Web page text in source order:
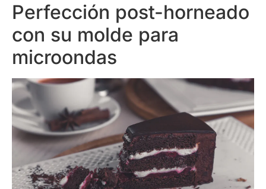
Perfección post-horneado
con su molde para
microondas